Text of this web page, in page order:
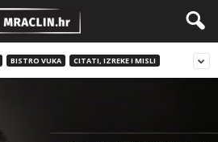
BISTRO VUKA CITATI, IZREKE I MISLI